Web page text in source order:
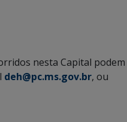
nesta Capital podem
deh@pc.ms.gov.br, ou